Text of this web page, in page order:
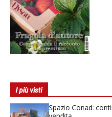
I più visti
Spazio Conad: